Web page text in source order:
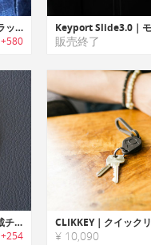
TPC｜マルチツール搭載LEDフラッシュライト付きポケットクリップ「TPC」
+580 販売終了
SAVIOR｜EDCマルチツール搭載チタン製キーリング「セービアー」
+254 ¥ 10,090